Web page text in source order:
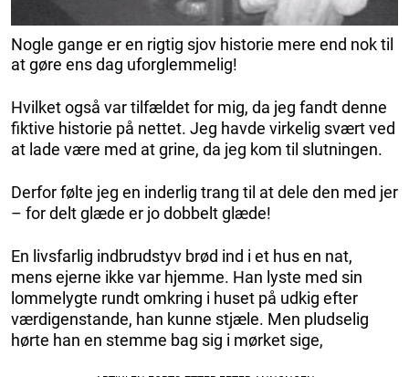
Nogle gange er en rigtig sjov historie mere end nok til
at gøre ens dag uforglemmelig!
Hvilket også var tilfældet for mig, da jeg fandt denne
fiktive historie på nettet. Jeg havde virkelig svært ved
at lade være med at grine, da jeg kom til slutningen.
Derfor følte jeg en inderlig trang til at dele den med jer
– for delt glæde er jo dobbelt glæde!
En livsfarlig indbrudstyv brød ind i et hus en nat,
mens ejerne ikke var hjemme. Han lyste med sin
lommelygte rundt omkring i huset på udkig efter
værdigenstande, han kunne stjæle. Men pludselig
hørte han en stemme bag sig i mørket sige,